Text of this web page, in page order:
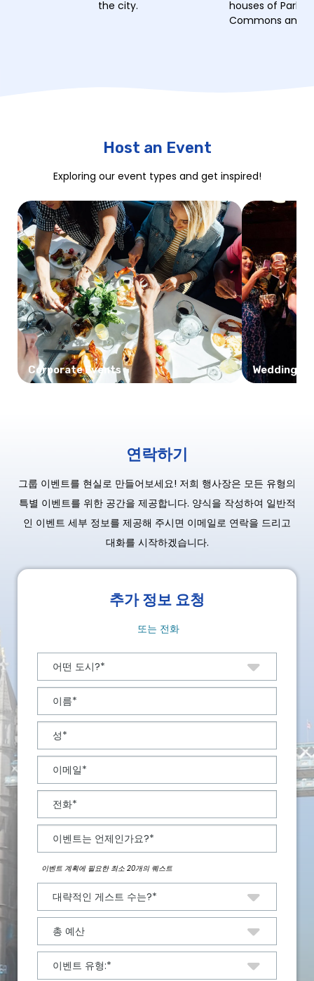
the city.
houses of
Commons and
Host an Event
Exploring our event types and get inspired!
Corporate Events Wedding
연락하기
그룹 이벤트를 현실로 만들어보세요! 저희 행사장은 모든 유형의
특별 이벤트를 위한 공간을 제공합니다. 양식을 작성하여 일반적
인 이벤트 세부 정보를 제공해 주시면 이메일로 연락을 드리고
대화를 시작하겠습니다.
추가 정보 요청
또는 전화
이벤트 계획에 필요한 최소 20개의 퀘스트